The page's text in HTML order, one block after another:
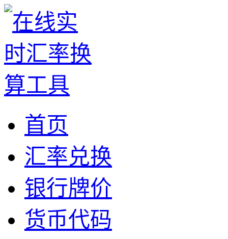
首页
汇率兑换
银行牌价
货币代码